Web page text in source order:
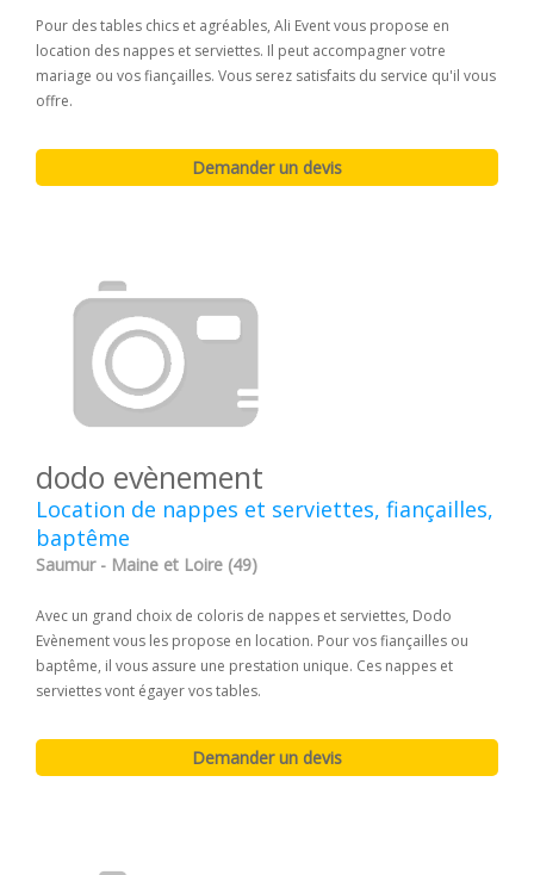
Pour des tables chics et agréables, Ali Event vous propose en
location des nappes et serviettes. Il peut accompagner votre
mariage ou vos fiançailles. Vous serez satisfaits du service qu'il vous
offre.
dodo evènement
Location de nappes et serviettes, fiançailles,
baptême
Saumur - Maine et Loire (49)
Avec un grand choix de coloris de nappes et serviettes, Dodo
Evènement vous les propose en location. Pour vos fiançailles ou
baptême, il vous assure une prestation unique. Ces nappes et
serviettes vont égayer vos tables.